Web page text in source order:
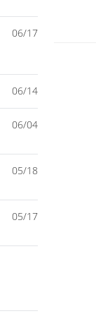
06/17
06/14
06/04
05/18
05/17